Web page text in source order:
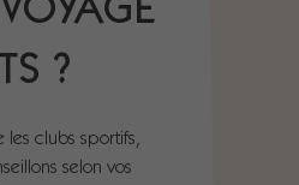
?
les clubs sportifs,
selon vos